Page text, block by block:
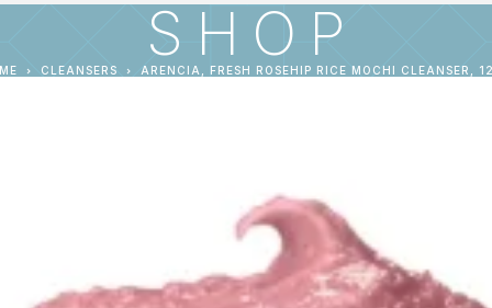
SHOP
CLEANSERS ARENCIA, FRESH ROSEHIP RICE MOCHI CLEANSER,